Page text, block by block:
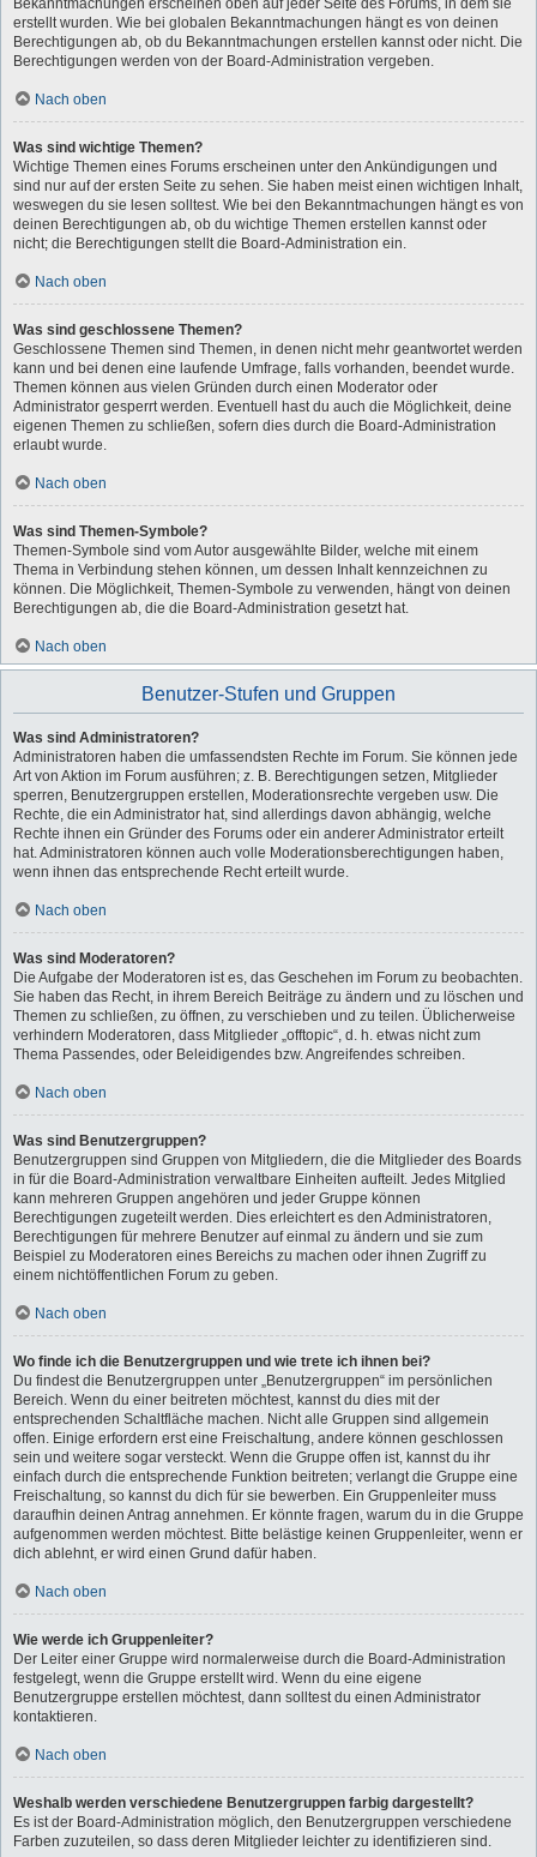
Bekanntmachungen erscheinen oben auf jeder Seite des Forums, in dem sie
erstellt wurden. Wie bei globalen Bekanntmachungen hängt es von deinen
Berechtigungen ab, ob du Bekanntmachungen erstellen kannst oder nicht. Die
Berechtigungen werden von der Board-Administration vergeben.
Nach oben
Was sind wichtige Themen?
Wichtige Themen eines Forums erscheinen unter den Ankündigungen und
sind nur auf der ersten Seite zu sehen. Sie haben meist einen wichtigen Inhalt,
weswegen du sie lesen solltest. Wie bei den Bekanntmachungen hängt es von
deinen Berechtigungen ab, ob du wichtige Themen erstellen kannst oder
nicht; die Berechtigungen stellt die Board-Administration ein.
Nach oben
Was sind geschlossene Themen?
Geschlossene Themen sind Themen, in denen nicht mehr geantwortet werden
kann und bei denen eine laufende Umfrage, falls vorhanden, beendet wurde.
Themen können aus vielen Gründen durch einen Moderator oder
Administrator gesperrt werden. Eventuell hast du auch die Möglichkeit, deine
eigenen Themen zu schließen, sofern dies durch die Board-Administration
erlaubt wurde.
Nach oben
Was sind Themen-Symbole?
Themen-Symbole sind vom Autor ausgewählte Bilder, welche mit einem
Thema in Verbindung stehen können, um dessen Inhalt kennzeichnen zu
können. Die Möglichkeit, Themen-Symbole zu verwenden, hängt von deinen
Berechtigungen ab, die die Board-Administration gesetzt hat.
Nach oben
Benutzer-Stufen und Gruppen
Was sind Administratoren?
Administratoren haben die umfassendsten Rechte im Forum. Sie können jede
Art von Aktion im Forum ausführen; z. B. Berechtigungen setzen, Mitglieder
sperren, Benutzergruppen erstellen, Moderationsrechte vergeben usw. Die
Rechte, die ein Administrator hat, sind allerdings davon abhängig, welche
Rechte ihnen ein Gründer des Forums oder ein anderer Administrator erteilt
hat. Administratoren können auch volle Moderationsberechtigungen haben,
wenn ihnen das entsprechende Recht erteilt wurde.
Nach oben
Was sind Moderatoren?
Die Aufgabe der Moderatoren ist es, das Geschehen im Forum zu beobachten.
Sie haben das Recht, in ihrem Bereich Beiträge zu ändern und zu löschen und
Themen zu schließen, zu öffnen, zu verschieben und zu teilen. Üblicherweise
verhindern Moderatoren, dass Mitglieder „offtopic“, d. h. etwas nicht zum
Thema Passendes, oder Beleidigendes bzw. Angreifendes schreiben.
Nach oben
Was sind Benutzergruppen?
Benutzergruppen sind Gruppen von Mitgliedern, die die Mitglieder des Boards
in für die Board-Administration verwaltbare Einheiten aufteilt. Jedes Mitglied
kann mehreren Gruppen angehören und jeder Gruppe können
Berechtigungen zugeteilt werden. Dies erleichtert es den Administratoren,
Berechtigungen für mehrere Benutzer auf einmal zu ändern und sie zum
Beispiel zu Moderatoren eines Bereichs zu machen oder ihnen Zugriff zu
einem nichtöffentlichen Forum zu geben.
Nach oben
Wo finde ich die Benutzergruppen und wie trete ich ihnen bei?
Du findest die Benutzergruppen unter „Benutzergruppen“ im persönlichen
Bereich. Wenn du einer beitreten möchtest, kannst du dies mit der
entsprechenden Schaltfläche machen. Nicht alle Gruppen sind allgemein
offen. Einige erfordern erst eine Freischaltung, andere können geschlossen
sein und weitere sogar versteckt. Wenn die Gruppe offen ist, kannst du ihr
einfach durch die entsprechende Funktion beitreten; verlangt die Gruppe eine
Freischaltung, so kannst du dich für sie bewerben. Ein Gruppenleiter muss
daraufhin deinen Antrag annehmen. Er könnte fragen, warum du in die Gruppe
aufgenommen werden möchtest. Bitte belästige keinen Gruppenleiter, wenn er
dich ablehnt, er wird einen Grund dafür haben.
Nach oben
Wie werde ich Gruppenleiter?
Der Leiter einer Gruppe wird normalerweise durch die Board-Administration
festgelegt, wenn die Gruppe erstellt wird. Wenn du eine eigene
Benutzergruppe erstellen möchtest, dann solltest du einen Administrator
kontaktieren.
Nach oben
Weshalb werden verschiedene Benutzergruppen farbig dargestellt?
Es ist der Board-Administration möglich, den Benutzergruppen verschiedene
Farben zuzuteilen, so dass deren Mitglieder leichter zu identifizieren sind.